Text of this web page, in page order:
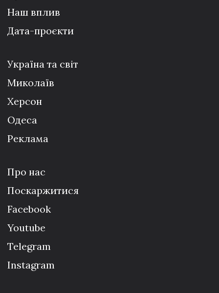
Наш вплив
Дата-проєкти
Україна та світ
Миколаїв
Херсон
Одеса
Реклама
Про нас
Поскаржитися
Facebook
Youtube
Telegram
Instagram